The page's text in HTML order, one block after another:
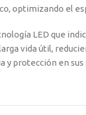
optimizando el
LED que
vida útil,
y protección en